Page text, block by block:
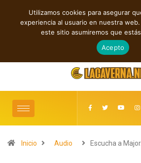
TENDENCIAS
Cuatro lanzamientos independientes entre
agosto 6, 2026
Inicio Audio Escucha a Major…
Utilizamos cookies para asegurar
experiencia al usuario en nuestra
este sitio asumiremos que
Acepto